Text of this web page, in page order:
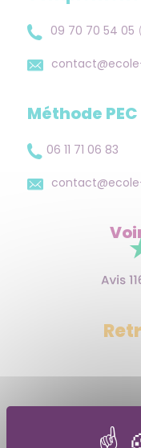
09 70 70 54 05
Méthode PEC
06 11 71 06 83